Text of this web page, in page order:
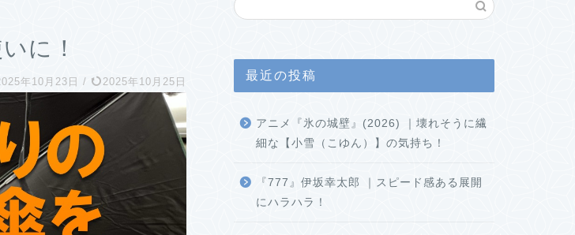
に！
年10月23日 / 2025年10月25日 最近の投稿
アニメ『氷の城壁』(2026) ｜壊れそうに繊
細な【小雪（こゆん）】の気持ち！
『777』伊坂幸太郎 ｜スピード感ある展開
にハラハラ！